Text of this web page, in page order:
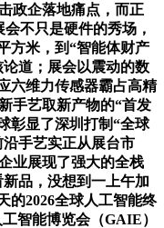
政企落地痛点，而正
不只是硬件的秀场，
方米，到“智能体财产
道；展会以震动的数
六维力传感器霸占高精
手艺取新产物的“首发
彰显了深圳打制“全球
手艺实正从展台市
业展现了强大的全栈
品，没想到一上午加
的2026全球人工智能终
智能博览会（GAIE）